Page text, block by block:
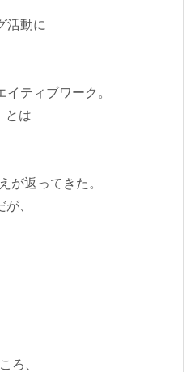
活動に
ティブワーク。
とは
が返ってきた。
、
ろ、